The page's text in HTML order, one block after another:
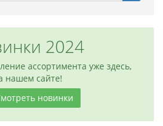
2024
ассортимента уже здесь,
нашем сайте!
новинки